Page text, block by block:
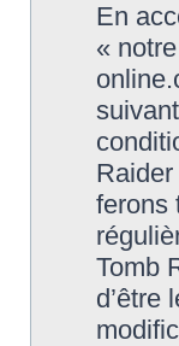
En
«
ferons
Tomb
d’être